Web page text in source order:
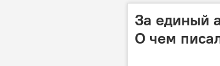
За единый
О чем